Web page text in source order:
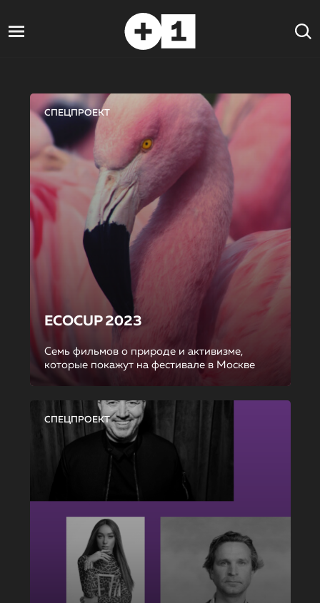
СПЕЦПРОЕКТ
ECOCUP 2023
Семь фильмов о природе и активизме,
которые покажут на фестивале в Москве
СПЕЦПРОЕКТ